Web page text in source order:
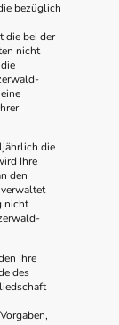
bezüglich
die bei der
nicht
die
Ihre
den
nicht
Ihre
des